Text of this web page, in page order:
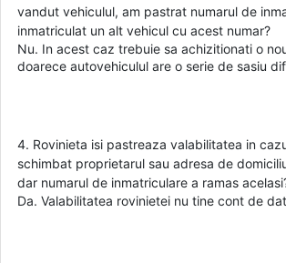
vandut vehiculul, am pastrat numarul de
inmatriculat un alt vehicul cu acest numar?
Nu. In acest caz trebuie sa achizitionati o
doarece autovehiculul are o serie de sasiu
4. Rovinieta isi pastreaza valabilitatea in
schimbat proprietarul sau adresa de
dar numarul de inmatriculare a ramas
Da. Valabilitatea rovinietei nu tine cont de